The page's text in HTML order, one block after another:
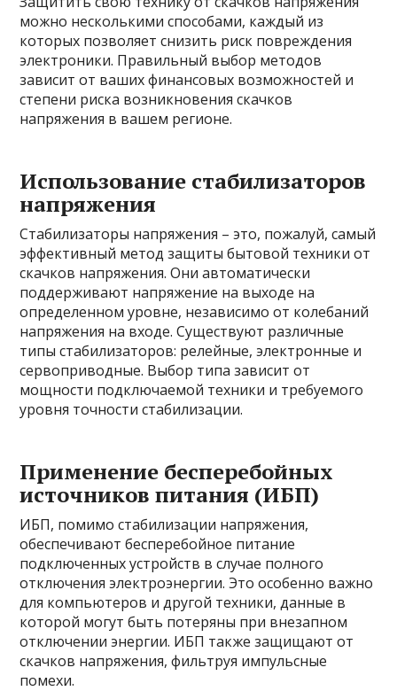
можно несколькими способами, каждый из
которых позволяет снизить риск повреждения
электроники. Правильный выбор методов
зависит от ваших финансовых возможностей и
степени риска возникновения скачков
напряжения в вашем регионе.
Использование стабилизаторов
напряжения
Стабилизаторы напряжения – это, пожалуй, самый
эффективный метод защиты бытовой техники от
скачков напряжения. Они автоматически
поддерживают напряжение на выходе на
определенном уровне, независимо от колебаний
напряжения на входе. Существуют различные
типы стабилизаторов: релейные, электронные и
сервоприводные. Выбор типа зависит от
мощности подключаемой техники и требуемого
уровня точности стабилизации.
Применение бесперебойных
источников питания (ИБП)
ИБП, помимо стабилизации напряжения,
обеспечивают бесперебойное питание
подключенных устройств в случае полного
отключения электроэнергии. Это особенно важно
для компьютеров и другой техники, данные в
которой могут быть потеряны при внезапном
отключении энергии. ИБП также защищают от
скачков напряжения, фильтруя импульсные
помехи.